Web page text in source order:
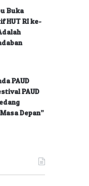
Buka
HUT RI ke-
PAUD
PAUD
Depan”